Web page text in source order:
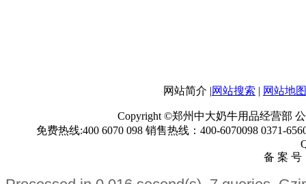
网站简介 |网站搜索 | 网站地图
Copyright ©郑州中大奶牛用品经营部
免费热线:400 6070 098 销售热线：400-6070098 0371-
备 案 号